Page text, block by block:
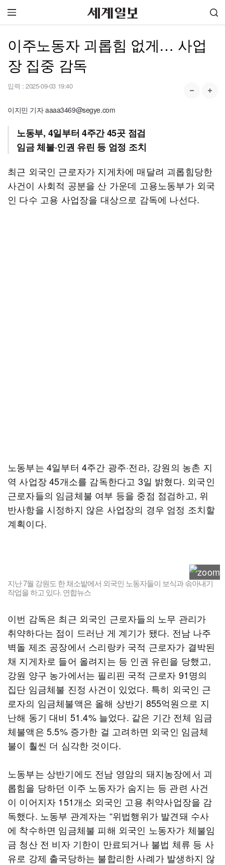
이주노동자 괴롭힘 없게… 사업
장 집중 감독
입력 : 2025-09-03 19:40
이지민 기자 aaaa3469@segye.com
노동부, 4일부터 4주간 45곳 점검
임금 체불·인권 유린 등 엄정 조치
최근 외국인 근로자가 지게차에 매달려 괴롭힘당한
사건이 사회적 공분을 산 가운데 고용노동부가 외국
인 다수 고용 사업장을 대상으로 감독에 나선다.
노동부는 4일부터 4주간 광주·전라, 강원의 농촌 지
역 사업장 45개소를 감독한다고 3일 밝혔다. 외국인
근로자들의 임금체불 여부 등을 중점 점검하고, 위
반사항을 시정하지 않은 사업장의 경우 엄정 조치할
계획이다.
지난 7월 강원도 한 채소밭에서 외국인 노동자들이 보식과 솎아내기
작업을 하고 있다. 연합뉴스
이번 감독은 최근 외국인 근로자들의 노무 관리가
취약하다는 점이 드러난 게 계기가 됐다. 전남 나주
벽돌 제조 공장에서 스리랑카 국적 근로자가 결박된
채 지게차로 들어 올려지는 등 인권 유린을 당했고,
강원 양구 농가에서는 필리핀 국적 근로자 91명의
집단 임금체불 진정 사건이 있었다. 특히 외국인 근
로자의 임금체불액은 올해 상반기 855억원으로 지
난해 동기 대비 51.4% 늘었다. 같은 기간 전체 임금
체불액은 5.5% 증가한 걸 고려하면 외국인 임금체
불이 훨씬 더 심각한 것이다.
노동부는 상반기에도 전남 영암의 돼지농장에서 괴
롭힘을 당하던 이주 노동자가 숨지는 등 관련 사건
이 이어지자 151개소 외국인 고용 취약사업장을 감
독했다. 노동부 관계자는 “위법행위가 발견돼 수사
에 착수하면 임금체불 피해 외국인 노동자가 체불임
금 청산 전 비자 기한이 만료되거나 불법 체류 등 사
유로 강제 출국당하는 불합리한 사례가 발생하지 않